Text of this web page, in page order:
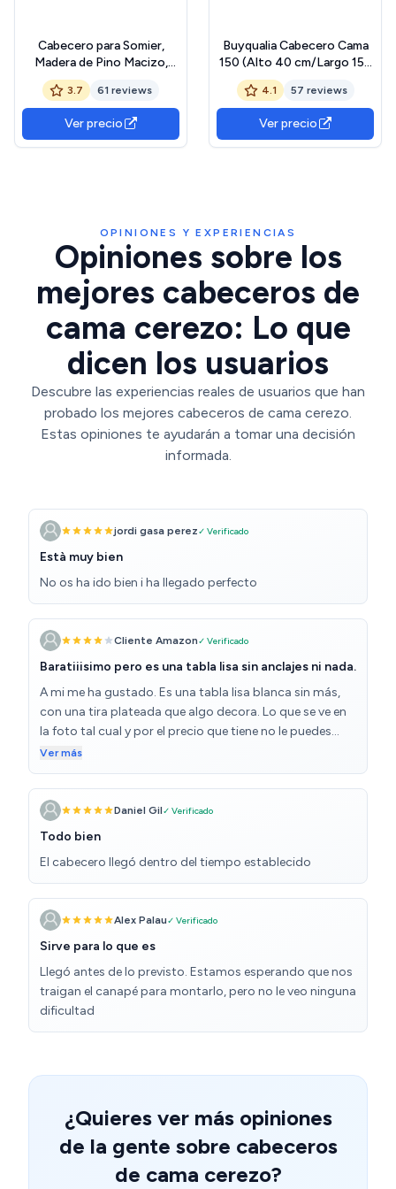
Cabecero para Somier,
Madera de Pino Macizo,
Serie Kalpe. Medidas: 110x2
cm (altoxfondo),
Diferentes Medidas de
somier y Elementos a
Juego. (para somier 150,
3.7 61 reviews
Ver precio
Buyqualia Cabecero Cama
150 (Alto 40 cm/Largo 158
cm/Grosor 1.5 cm)
(Cerezo)
4.1 57 reviews
Ver precio
OPINIONES Y EXPERIENCIAS
Opiniones sobre los
mejores cabeceros de
cama cerezo: Lo que
dicen los usuarios
Descubre las experiencias reales de usuarios que han
probado los mejores cabeceros de cama cerezo.
Estas opiniones te ayudarán a tomar una decisión
informada.
jordi gasa perez✓ Verificado
Està muy bien
No os ha ido bien i ha llegado perfecto
Cliente Amazon✓ Verificado
Baratiiisimo pero es una tabla lisa sin anclajes ni nada.
A mi me ha gustado. Es una tabla lisa blanca sin más,
con una tira plateada que algo decora. Lo que se ve en
la foto tal cual y por el precio que tiene no le puedes
pedir más. Pero pienso que debería ser obligatorio que
informasen de que no tiene ningún sistema para
ponerlo en la pared. Es una tabla lisa y YA. El sistema
para fijarlo a la pared lo tiene que inventar cada uno.
Ver más
Daniel Gil✓ Verificado
Todo bien
El cabecero llegó dentro del tiempo establecido
Alex Palau✓ Verificado
Sirve para lo que es
Llegó antes de lo previsto. Estamos esperando que nos
traigan el canapé para montarlo, pero no le veo ninguna
dificultad
¿Quieres ver más opiniones
de la gente sobre cabeceros
de cama cerezo?